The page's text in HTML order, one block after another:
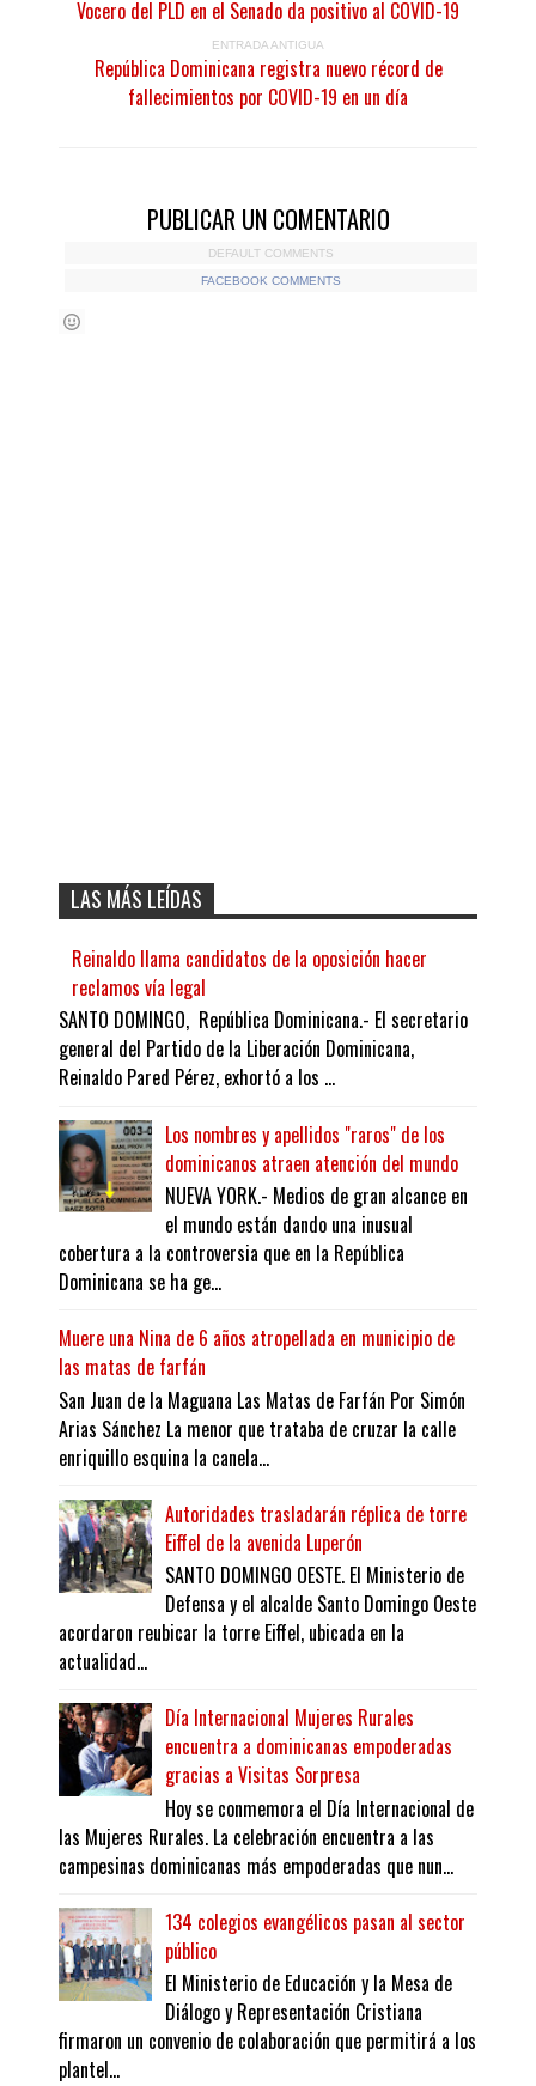
Vocero del PLD en el Senado da positivo al COVID-19
ENTRADA ANTIGUA
República Dominicana registra nuevo récord de
fallecimientos por COVID-19 en un día
PUBLICAR UN COMENTARIO
DEFAULT COMMENTS
FACEBOOK COMMENTS
LAS MÁS LEÍDAS
Reinaldo llama candidatos de la oposición hacer
reclamos vía legal
SANTO DOMINGO, República Dominicana.- El secretario
general del Partido de la Liberación Dominicana,
Reinaldo Pared Pérez, exhortó a los ...
Los nombres y apellidos "raros" de los
dominicanos atraen atención del mundo
NUEVA YORK.- Medios de gran alcance en
el mundo están dando una inusual
cobertura a la controversia que en la República
Dominicana se ha ge...
Muere una Nina de 6 años atropellada en municipio de
las matas de farfán
San Juan de la Maguana Las Matas de Farfán Por Simón
Arias Sánchez La menor que trataba de cruzar la calle
enriquillo esquina la canela...
Autoridades trasladarán réplica de torre
Eiffel de la avenida Luperón
SANTO DOMINGO OESTE. El Ministerio de
Defensa y el alcalde Santo Domingo Oeste
acordaron reubicar la torre Eiffel, ubicada en la
actualidad...
Día Internacional Mujeres Rurales
encuentra a dominicanas empoderadas
gracias a Visitas Sorpresa
Hoy se conmemora el Día Internacional de
las Mujeres Rurales. La celebración encuentra a las
campesinas dominicanas más empoderadas que nun...
134 colegios evangélicos pasan al sector
público
El Ministerio de Educación y la Mesa de
Diálogo y Representación Cristiana
firmaron un convenio de colaboración que permitirá a los
plantel...